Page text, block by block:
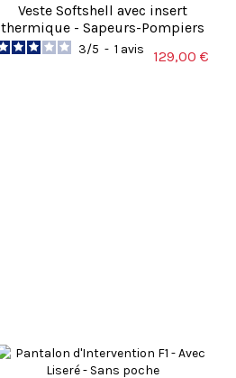
Veste Softshell avec insert
thermique - Sapeurs-Pompiers
3/5 - 1 avis 129,00 €